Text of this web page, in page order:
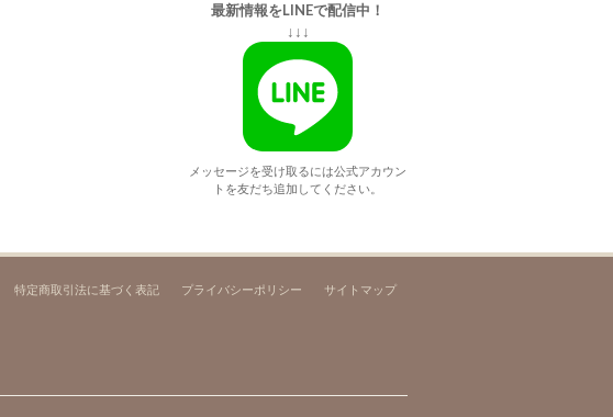
最新情報をLINEで配信中！
↓↓↓
メッセージを受け取るには公式アカウン
トを友だち追加してください。
サイトマップ
プライバシーポリシー
特定商取引法に基づく表記